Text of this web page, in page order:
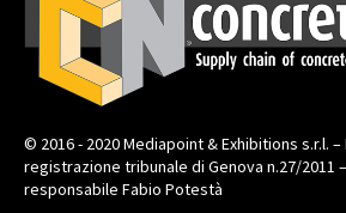
© 2016 - 2020 Mediapoint & Exhibitions s.r.l. –
registrazione tribunale di Genova n.27/2011
responsabile Fabio Potestà